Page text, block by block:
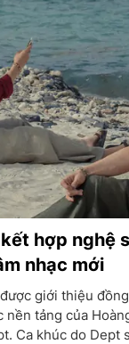
hợp nghệ
nhạc mới
giới thiệu
tảng của
Ca khúc do Dept